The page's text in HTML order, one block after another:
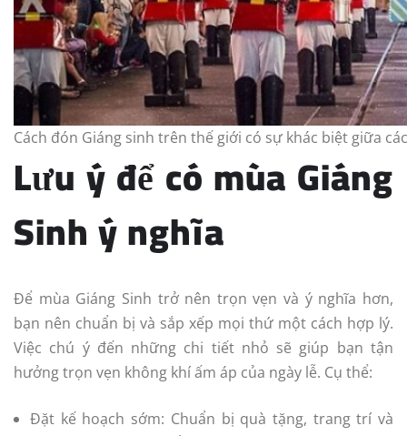
Cách đón Giáng sinh trên thế giới có sự khác biệt giữa
Lưu ý để có mùa Giáng
Sinh ý nghĩa
Để mùa Giáng Sinh trở nên trọn vẹn và ý nghĩa hơn,
bạn nên chuẩn bị và sắp xếp mọi thứ một cách hợp lý.
Việc chú ý đến những chi tiết nhỏ sẽ giúp bạn tận
hưởng trọn vẹn không khí ấm áp của ngày lễ. Cụ thể:
Đặt kế hoạch sớm: Chuẩn bị quà tặng, trang trí và